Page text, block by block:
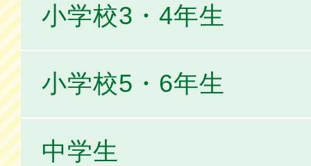
小学校3・4年生
小学校5・6年生
中学生